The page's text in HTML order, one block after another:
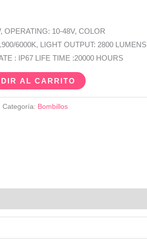
OPERATING: 10-48V, COLOR
6000K, LIGHT OUTPUT: 2800 LUMENS
: IP67 LIFE TIME :20000 HOURS
AL CARRITO
Categoría: Bombillos